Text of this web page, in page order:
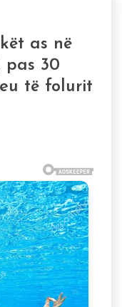
as në
pas 30
të folurit